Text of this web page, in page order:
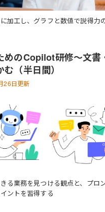
加工し、グラフと数値で説得力
めのCopilot研修～文書
（半日間）
26日更新
る業務を見つける観点と、プロ
ントを習得する